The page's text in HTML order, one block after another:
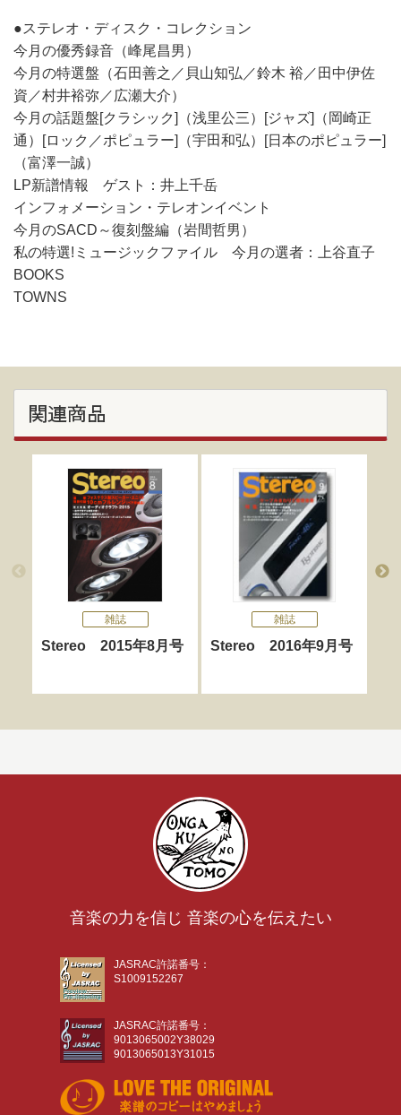
●ステレオ・ディスク・コレクション
今月の優秀録音（峰尾昌男）
今月の特選盤（石田善之／貝山知弘／鈴木 裕／田中伊佐
資／村井裕弥／広瀬大介）
今月の話題盤[クラシック]（浅里公三）[ジャズ]（岡崎正
通）[ロック／ポピュラー]（宇田和弘）[日本のポピュラー]
（富澤一誠）
LP新譜情報 ゲスト：井上千岳
インフォメーション・テレオンイベント
今月のSACD～復刻盤編（岩間哲男）
私の特選!ミュージックファイル 今月の選者：上谷直子
BOOKS
TOWNS
関連商品
雑誌
Stereo 2015年8月号
雑誌
Stereo 2016年9月号
音楽の力を信じ 音楽の心を伝えたい
JASRAC許諾番号：
S1009152267
JASRAC許諾番号：
9013065002Y38029
9013065013Y31015